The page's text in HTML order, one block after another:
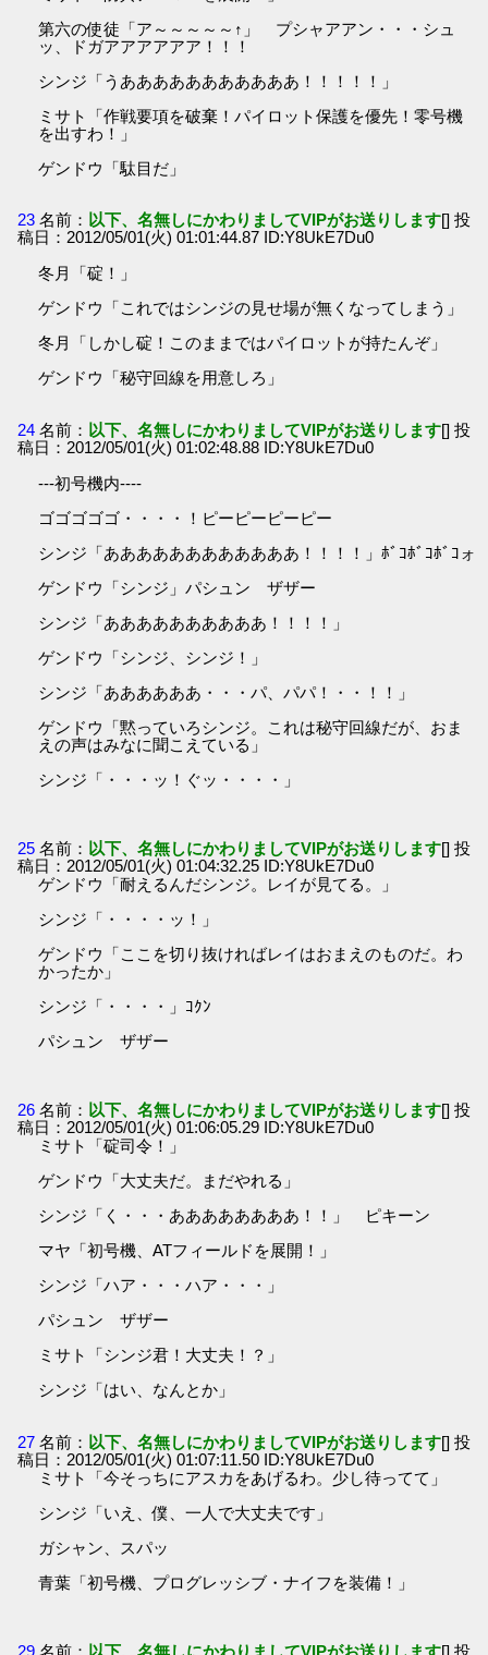
第六の使徒「ア～～～～～↑」 プシャアアン・・・シュ
ッ、ドガアアアアアア！！！
シンジ「うあああああああああああ！！！！！」
ミサト「作戦要項を破棄！パイロット保護を優先！零号機
を出すわ！」
ゲンドウ「駄目だ」
23 名前： 以下、名無しにかわりましてVIPがお送りします[] 投
稿日：2012/05/01(火) 01:01:44.87 ID:Y8UkE7Du0
冬月「碇！」
ゲンドウ「これではシンジの見せ場が無くなってしまう」
冬月「しかし碇！このままではパイロットが持たんぞ」
ゲンドウ「秘守回線を用意しろ」
24 名前： 以下、名無しにかわりましてVIPがお送りします[] 投
稿日：2012/05/01(火) 01:02:48.88 ID:Y8UkE7Du0
---初号機内----
ゴゴゴゴゴ・・・・！ピーピーピーピー
シンジ「ああああああああああああ！！！！」ﾎﾞｺﾎﾞｺﾎﾞｺォ
ゲンドウ「シンジ」パシュン ザザー
シンジ「ああああああああああ！！！！」
ゲンドウ「シンジ、シンジ！」
シンジ「ああああああ・・・パ、パパ！・・！！」
ゲンドウ「黙っていろシンジ。これは秘守回線だが、おま
えの声はみなに聞こえている」
シンジ「・・・ッ！ぐッ・・・・」
25 名前： 以下、名無しにかわりましてVIPがお送りします[] 投
稿日：2012/05/01(火) 01:04:32.25 ID:Y8UkE7Du0
ゲンドウ「耐えるんだシンジ。レイが見てる。」
シンジ「・・・・ッ！」
ゲンドウ「ここを切り抜ければレイはおまえのものだ。わ
かったか」
シンジ「・・・・」ｺｸﾝ
パシュン ザザー
26 名前： 以下、名無しにかわりましてVIPがお送りします[] 投
稿日：2012/05/01(火) 01:06:05.29 ID:Y8UkE7Du0
ミサト「碇司令！」
ゲンドウ「大丈夫だ。まだやれる」
シンジ「く・・・ああああああああ！！」 ピキーン
マヤ「初号機、ATフィールドを展開！」
シンジ「ハア・・・ハア・・・」
パシュン ザザー
ミサト「シンジ君！大丈夫！？」
シンジ「はい、なんとか」
27 名前： 以下、名無しにかわりましてVIPがお送りします[] 投
稿日：2012/05/01(火) 01:07:11.50 ID:Y8UkE7Du0
ミサト「今そっちにアスカをあげるわ。少し待ってて」
シンジ「いえ、僕、一人で大丈夫です」
ガシャン、スパッ
青葉「初号機、プログレッシブ・ナイフを装備！」
29 名前： 以下、名無しにかわりましてVIPがお送りします[] 投